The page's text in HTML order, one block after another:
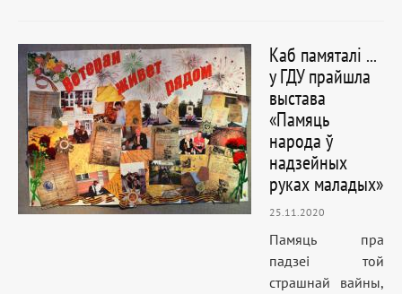
Каб памяталі ...
у ГДУ прайшла
выстава
«Памяць
народа ў
надзейных
руках маладых»
25.11.2020
Памяць пра
падзеі той
страшнай вайны,